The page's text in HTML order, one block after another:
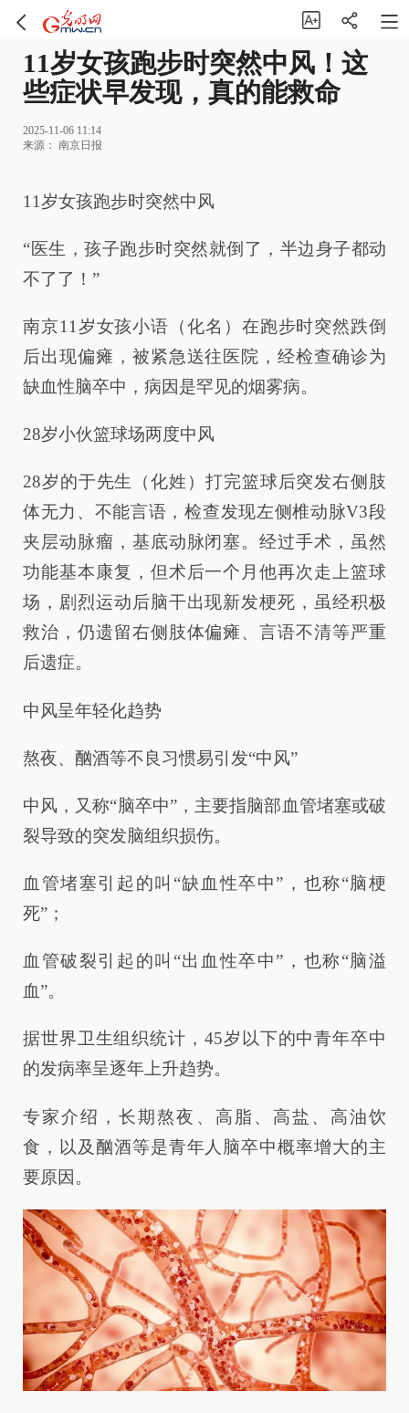
11岁女孩跑步时突然中风！这
些症状早发现，真的能救命
2025-11-06 11:14
来源： 南京日报
11岁女孩跑步时突然中风
“医生，孩子跑步时突然就倒了，半边身子都动
不了了！”
南京11岁女孩小语（化名）在跑步时突然跌倒
后出现偏瘫，被紧急送往医院，经检查确诊为
缺血性脑卒中，病因是罕见的烟雾病。
28岁小伙篮球场两度中风
28岁的于先生（化姓）打完篮球后突发右侧肢
体无力、不能言语，检查发现左侧椎动脉V3段
夹层动脉瘤，基底动脉闭塞。经过手术，虽然
功能基本康复，但术后一个月他再次走上篮球
场，剧烈运动后脑干出现新发梗死，虽经积极
救治，仍遗留右侧肢体偏瘫、言语不清等严重
后遗症。
中风呈年轻化趋势
熬夜、酗酒等不良习惯易引发“中风”
中风，又称“脑卒中”，主要指脑部血管堵塞或破
裂导致的突发脑组织损伤。
血管堵塞引起的叫“缺血性卒中”，也称“脑梗
死”；
血管破裂引起的叫“出血性卒中”，也称“脑溢
血”。
据世界卫生组织统计，45岁以下的中青年卒中
的发病率呈逐年上升趋势。
专家介绍，长期熬夜、高脂、高盐、高油饮
食，以及酗酒等是青年人脑卒中概率增大的主
要原因。